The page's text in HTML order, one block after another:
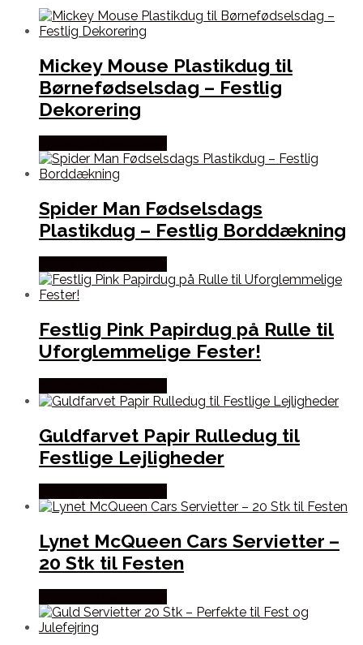
Mickey Mouse Plastikdug til
Børnefødselsdag – Festlig
Dekorering
Spider Man Fødselsdags
Plastikdug – Festlig Borddækning
Festlig Pink Papirdug på Rulle til
Uforglemmelige Fester!
Guldfarvet Papir Rulledug til
Festlige Lejligheder
Lynet McQueen Cars Servietter –
20 Stk til Festen